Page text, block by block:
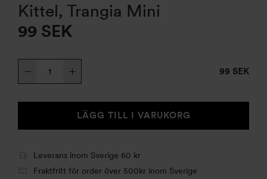
Kittel, Trangia Mini
99 SEK
Trangia
99 SEK
LÄGG TILL I VARUKORG
Leverans inom Sverige 60 kr
Fraktfritt för order över 500kr inom Sverige